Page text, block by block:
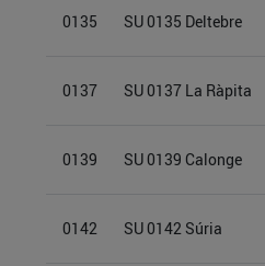
0135 SU 0135 Deltebre
0137 SU 0137 La Ràpita
0139 SU 0139 Calonge
0142 SU 0142 Súria